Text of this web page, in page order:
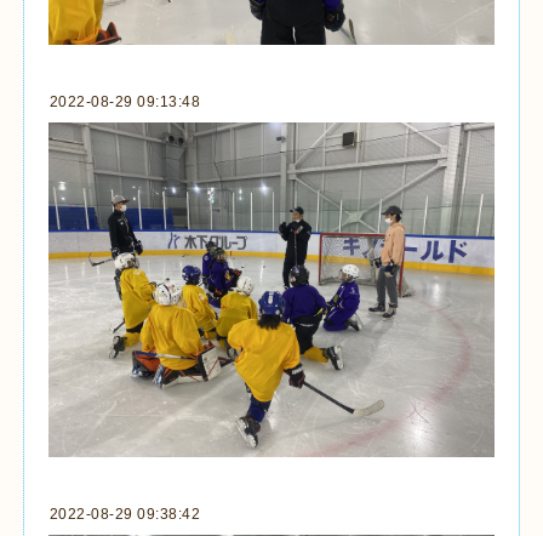
2022-08-29 09:13:48
2022-08-29 09:38:42